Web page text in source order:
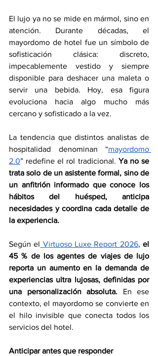
El lujo ya no se mide en mármol, sino en
atención. Durante décadas, el
mayordomo de hotel fue un símbolo de
sofisticación clásica: discreto,
impecablemente vestido y siempre
disponible para deshacer una maleta o
servir una bebida. Hoy, esa figura
evoluciona hacia algo mucho más
cercano y sofisticado a la vez.
La tendencia que distintos analistas de
hospitalidad denominan “mayordomo
2.0” redefine el rol tradicional. Ya no se
trata solo de un asistente formal, sino de
un anfitrión informado que conoce los
hábitos del huésped, anticipa
necesidades y coordina cada detalle de
la experiencia.
Según el Virtuoso Luxe Report 2026, el
45 % de los agentes de viajes de lujo
reporta un aumento en la demanda de
experiencias ultra lujosas, definidas por
una personalización absoluta. En ese
contexto, el mayordomo se convierte en
el hilo invisible que conecta todos los
servicios del hotel.
Anticipar antes que responder